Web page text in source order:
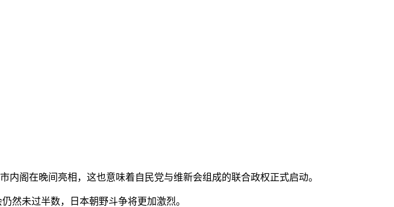
内阁在晚间亮相，这也意味着自民党与维新会组成的联合政权正式启动。
未过半数，日本朝野斗争将更加激烈。